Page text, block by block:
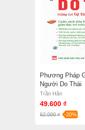
Phương Pháp
Người Do Thái
Trần Hân
49.600 ₫
62.000 ₫ -20%